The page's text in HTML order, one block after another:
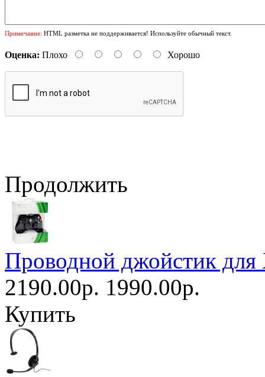
Примечание: HTML разметка не поддерживается! Используйте обычный текст.
Оценка: Плохо Хорошо
Продолжить
Проводной джойстик для
2190.00р. 1990.00р.
Купить